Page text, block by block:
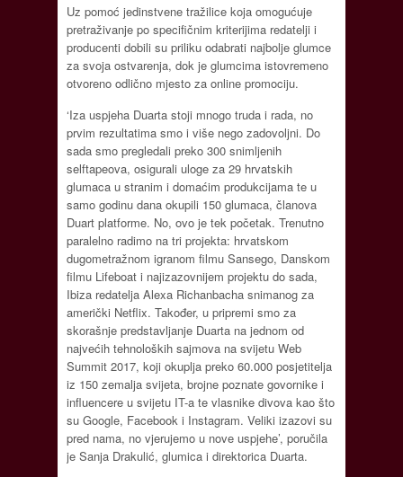
Uz pomoć jedinstvene tražilice koja omogućuje
pretraživanje po specifičnim kriterijima redatelji i
producenti dobili su priliku odabrati najbolje glumce
za svoja ostvarenja, dok je glumcima istovremeno
otvoreno odlično mjesto za online promociju.
‘Iza uspjeha Duarta stoji mnogo truda i rada, no
prvim rezultatima smo i više nego zadovoljni. Do
sada smo pregledali preko 300 snimljenih
selftapeova, osigurali uloge za 29 hrvatskih
glumaca u stranim i domaćim produkcijama te u
samo godinu dana okupili 150 glumaca, članova
Duart platforme. No, ovo je tek početak. Trenutno
paralelno radimo na tri projekta: hrvatskom
dugometražnom igranom filmu Sansego, Danskom
filmu Lifeboat i najizazovnijem projektu do sada,
Ibiza redatelja Alexa Richanbacha snimanog za
američki Netflix. Također, u pripremi smo za
skorašnje predstavljanje Duarta na jednom od
najvećih tehnoloških sajmova na svijetu Web
Summit 2017, koji okuplja preko 60.000 posjetitelja
iz 150 zemalja svijeta, brojne poznate govornike i
influencere u svijetu IT-a te vlasnike divova kao što
su Google, Facebook i Instagram. Veliki izazovi su
pred nama, no vjerujemo u nove uspjehe’, poručila
je Sanja Drakulić, glumica i direktorica Duarta.